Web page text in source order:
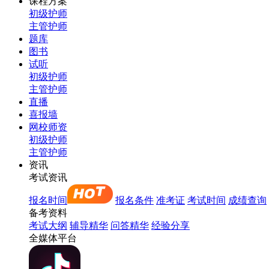
初级护师
主管护师
题库
图书
试听
初级护师
主管护师
直播
喜报墙
网校师资
初级护师
主管护师
资讯
考试资讯
报名时间 报名条件 准考证 考试时间 成绩查询
备考资料
考试大纲 辅导精华 问答精华 经验分享
全媒体平台